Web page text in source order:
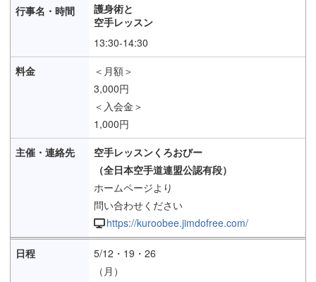
護身術と
空手レッスン
13:30-14:30
＜月額＞
3,000円
＜入会金＞
1,000円
空手レッスンくろおびー
（全日本空手道連盟公認有段）
ホームページより
問い合わせください
https://kuroobee.jimdofree.com/
5/12・19・26
（月）